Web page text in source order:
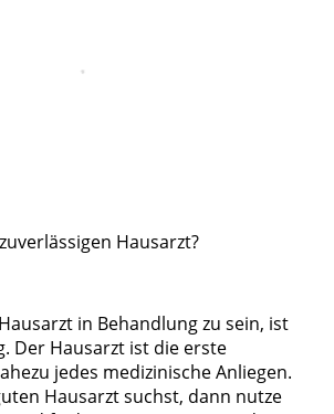
Hausarzt?
in Behandlung zu sein, ist
Der Hausarzt ist die erste
jedes medizinische Anliegen.
Hausarzt suchst, dann nutze